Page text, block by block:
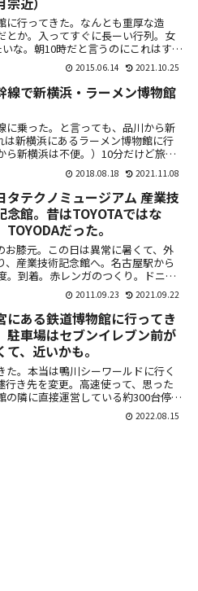
行ってきた。なんとも重厚な造
とか。入ってすぐに長ーい行列。女
な。朝10時だと言うのにこれはすご
2015.06.14 2021.10.25
線で新横浜・ラーメン博物館
に乗った。と言っても、品川から新
新横浜にあるラーメン博物館に行
ら新横浜は不便。）10分だけど旅行
2018.08.18 2021.11.08
タテクノミュージアム 産業技
念館。昔はTOYOTAではな
TOYODAだった。
膝元。この日は異常に暑くて、外
産業技術記念館へ。名古屋駅から
。到着。赤レンガのつくり。ドニチ
2011.09.23 2021.09.22
にある鉄道博物館に行ってき
駐車場はセブンイレブン前が
て、近いかも。
。本当は鴨川シーワールドに行く
き先を変更。高速使って、思った
の隣に直接運営している約300台停め
2022.08.15